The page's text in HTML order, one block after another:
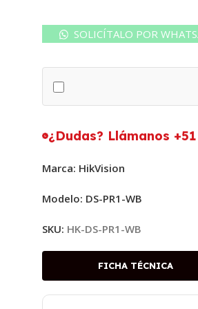
SOLICÍTALO POR
¿Dudas? Llámanos
Marca: HikVision
Modelo: DS-PR1-WB
SKU: HK-DS-PR1-WB
FICHA TÉCNICA